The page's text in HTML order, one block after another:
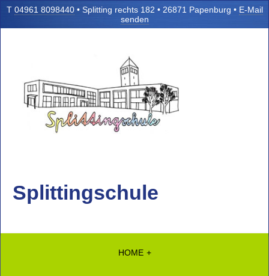
T 04961 8098440• Splitting rechts 182 • 26871 Papenburg • E-Mail
senden
Splittingschule
HOME